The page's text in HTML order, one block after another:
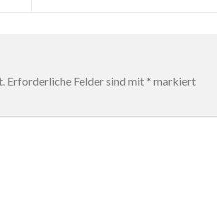
Erforderliche Felder sind mit * markiert